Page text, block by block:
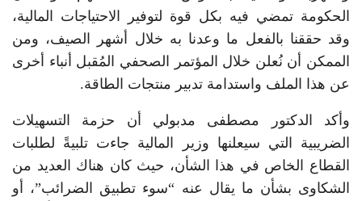
الحكومة تمضي فيه بكل قوة لتوفير الاحتياجات المالية،
وقد حققنا بالفعل ما وعدنا به خلال أشهر الصيف، ومن
الممكن أن نُعلن خلال المؤتمر الصحفي المُقبل أنباء أخرى
عن هذا الملف واستدامة تدبير منتجات الطاقة.
وأكد الدكتور مصطفى مدبولي أن حزمة التسهيلات
الضريبية التي سيعلنها وزير المالية جاءت تلبيةً لطلبات
القطاع الخاص في هذا الشأن، حيث كان هناك العديد من
الشكاوى بشأن ما يقال عنه “سوء تطبيق الضرائب”، أو